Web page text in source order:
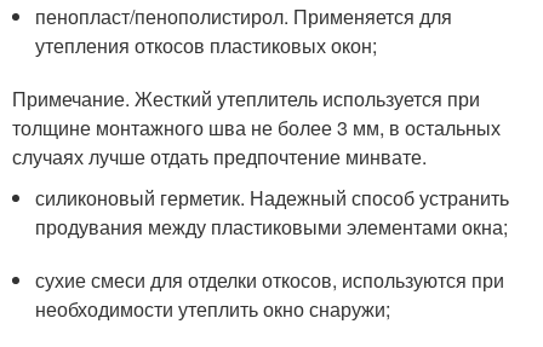
пенопласт/пенополистирол. Применяется для
утепления откосов пластиковых окон;
Примечание. Жесткий утеплитель используется при
толщине монтажного шва не более 3 мм, в остальных
случаях лучше отдать предпочтение минвате.
силиконовый герметик. Надежный способ устранить
продувания между пластиковыми элементами окна;
сухие смеси для отделки откосов, используются при
необходимости утеплить окно снаружи;